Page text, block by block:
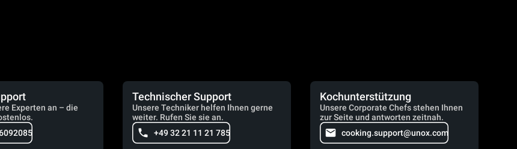
Experten an – die
Technischer Support
Unsere Techniker helfen Ihnen gerne
weiter. Rufen Sie sie an.
+49 32 21 11 21 785
Kochunterstützung
Unsere Corporate Chefs stehen Ihnen
zur Seite und antworten zeitnah.
cooking.support@unox.com